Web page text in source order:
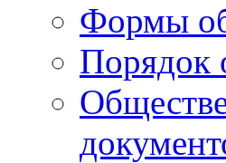
Формы
Порядок